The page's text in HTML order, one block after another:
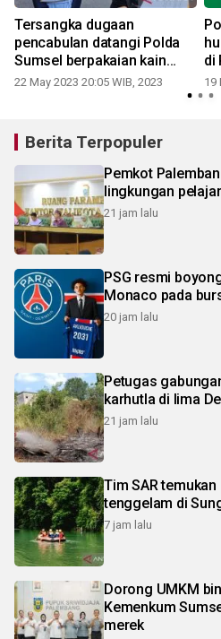
Tersangka dugaan
pencabulan datangi Polda
Sumsel berpakaian kain
kafan
22 May 2023 20:05 WIB, 2023
hukum
di
19
Berita Terpopuler
Pemkot
lingkungan
21 jam lalu
PSG resmi
Monaco pada
20 jam lalu
Petugas
karhutla di lima
21 jam lalu
Tim SAR
tenggelam di
7 jam lalu
Dorong UMKM
Kemenkum
merek